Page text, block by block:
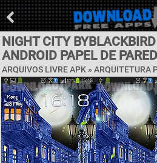
NIGHT CITY
ANDROID PAPEL DE
ARQUIVOS LIVRE APK » ARQUITETURA